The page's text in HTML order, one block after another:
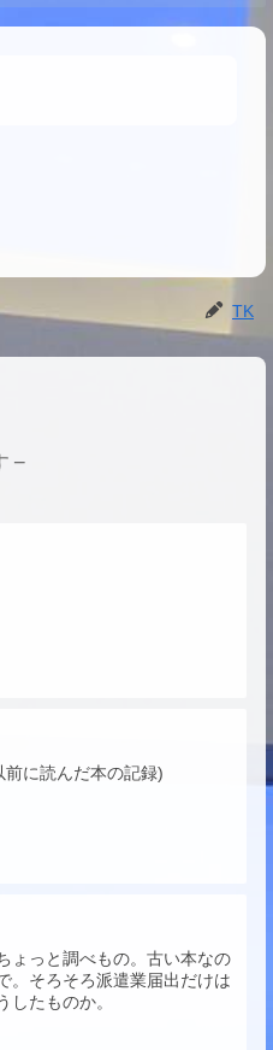
TK
に読んだ本の記録)
ょっと調べもの。古い本なの
。そろそろ派遣業届出だけは
たものか。